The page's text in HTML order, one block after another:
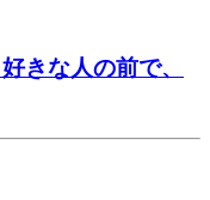
きな人の前で、